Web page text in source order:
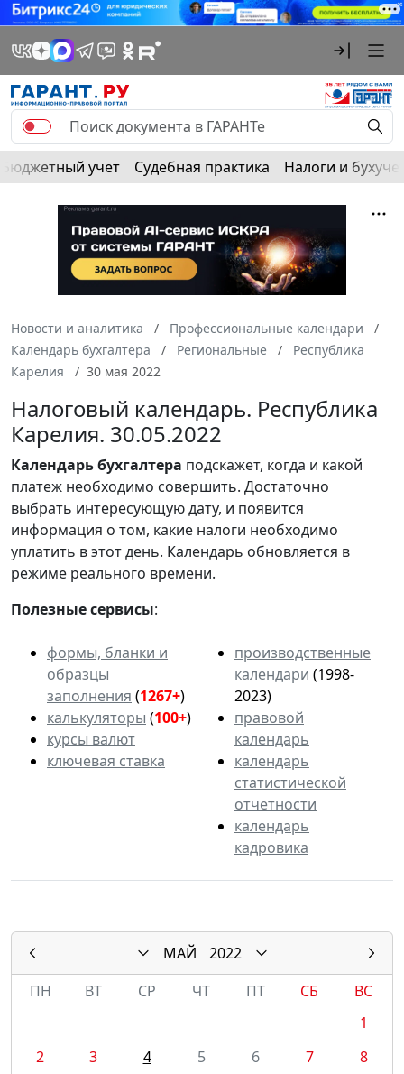
Бюджетный учет Судебная практика Налоги и
Новости и аналитика
Профессиональные календари
Календарь бухгалтера
Региональные
Республика
Карелия
30 мая 2022
Налоговый календарь. Республика
Карелия. 30.05.2022
Календарьбухгалтера подскажет, когда и какой
платеж необходимо совершить. Достаточно
выбрать интересующую дату, и появится
информация о том, какие налоги необходимо
уплатить в этот день. Календарь обновляется в
режиме реального времени.
Полезные сервисы:
формы, бланки и
образцы
заполнения (1267+)
калькуляторы (100+)
курсы валют
ключевая ставка
производственные
календари (1998-
2023)
правовой
календарь
календарь
статистической
отчетности
календарь
кадровика
МАЙ
2022
ПН
ВТ СР ЧТ ПТ СБ
ВС
1
2
3 4 5 6 7
8